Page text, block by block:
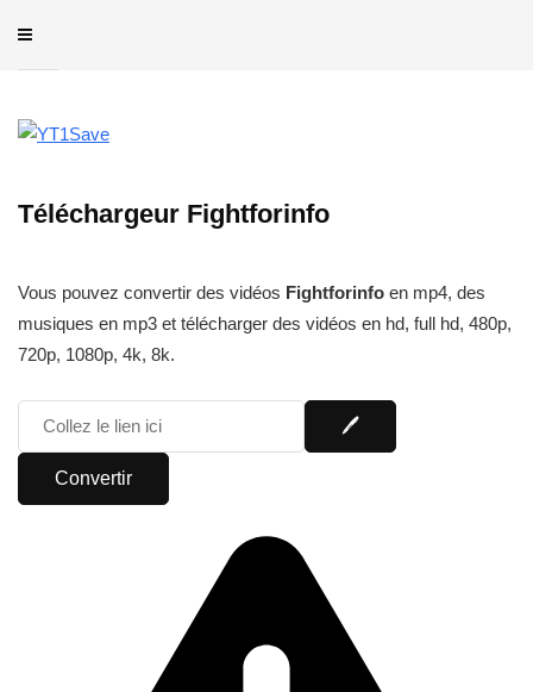
Téléchargeur Fightforinfo
Vous pouvez convertir des vidéos Fightforinfo en mp4, des
musiques en mp3 et télécharger des vidéos en hd, full hd, 480p,
720p, 1080p, 4k, 8k.